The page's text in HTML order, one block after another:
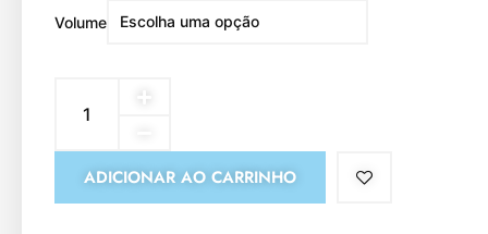
Volume
ADICIONAR AO CARRINHO